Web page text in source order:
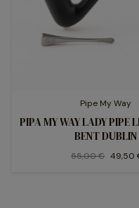
Pipe My Way
PIPA MY WAY LADY PIPE
BENT DUBLIN
55,00 € 49,50